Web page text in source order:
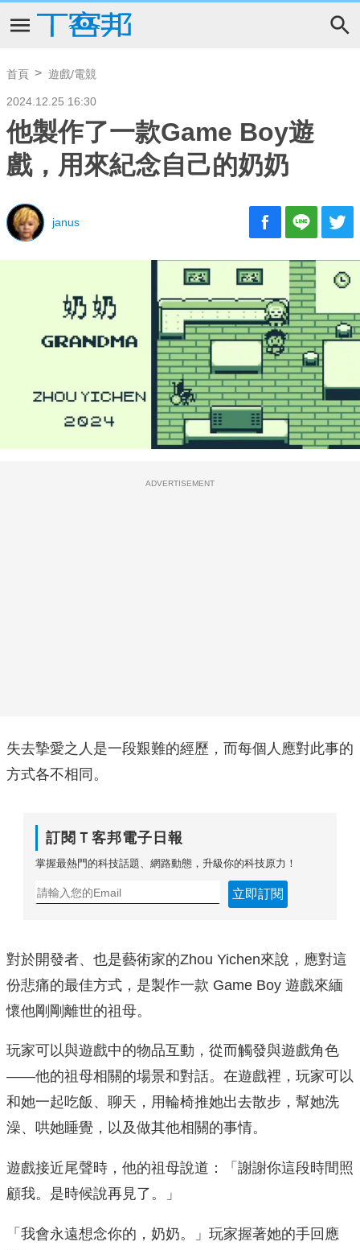
首頁 遊戲/電競
2024.12.25 16:30
他製作了一款Game Boy遊
戲，用來紀念自己的奶奶
janus
ADVERTISEMENT
失去摯愛之人是一段艱難的經歷，而每個人應對此事的
方式各不相同。
訂閱Ｔ客邦電子日報
掌握最熱門的科技話題、網路動態，升級你的科技原力！
立即訂閱
對於開發者、也是藝術家的Zhou Yichen來說，應對這
份悲痛的最佳方式，是製作一款 Game Boy 遊戲來緬
懷他剛剛離世的祖母。
玩家可以與遊戲中的物品互動，從而觸發與遊戲角色
——他的祖母相關的場景和對話。在遊戲裡，玩家可以
和她一起吃飯、聊天，用輪椅推她出去散步，幫她洗
澡、哄她睡覺，以及做其他相關的事情。
遊戲接近尾聲時，他的祖母說道：「謝謝你這段時間照
顧我。是時候說再見了。」
「我會永遠想念你的，奶奶。」玩家握著她的手回應